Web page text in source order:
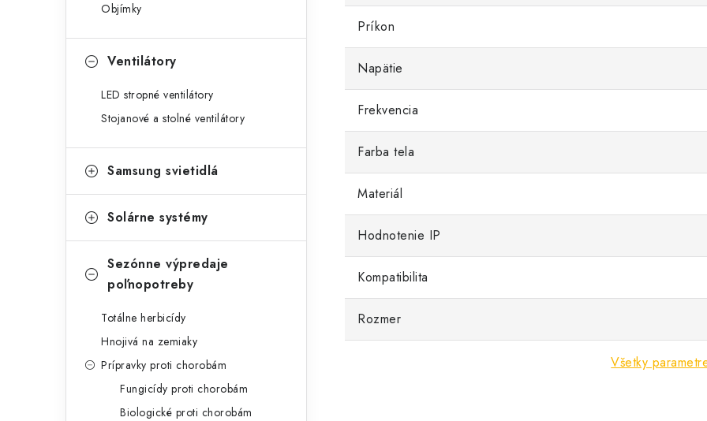
Objímky
Ventilátory
LED stropné ventilátory
Stojanové a stolné ventilátory
Samsung svietidlá
Solárne systémy
Sezónne výpredaje
poľnopotreby
Totálne herbicídy
Hnojivá na zemiaky
Prípravky proti chorobám
Fungicídy proti chorobám
Biologické proti chorobám
Príkon
Napätie
Frekvencia
Farba tela
Materiál
Hodnotenie IP
Kompatibilita
Rozmer
Všetky